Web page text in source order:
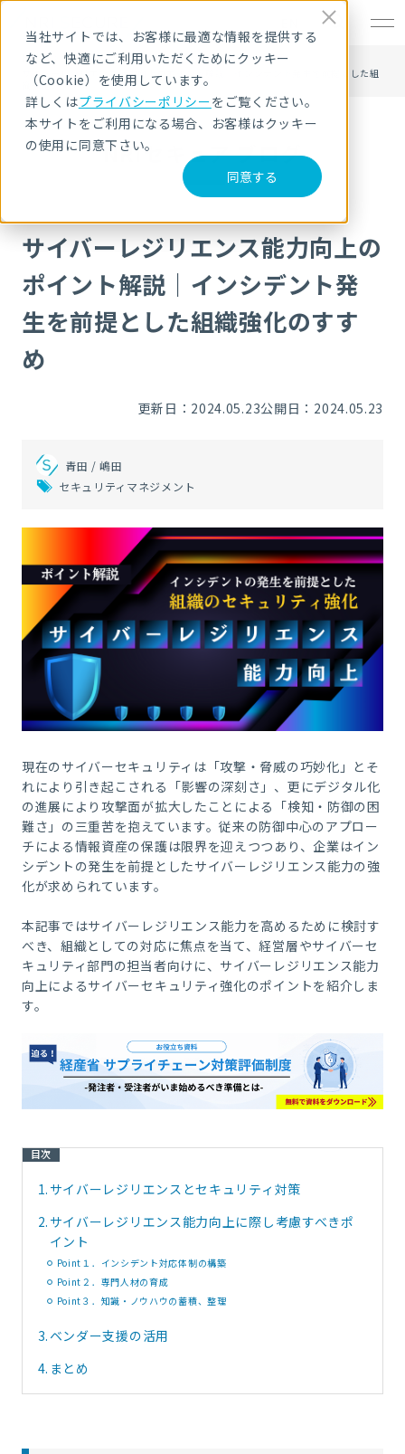
当社サイトでは、お客様に最適な情報を提供する
など、快適にご利用いただくためにクッキー
（Cookie）を使用しています。
詳しくはプライバシーポリシーをご覧ください。
本サイトをご利用になる場合、お客様はクッキー
の使用に同意下さい。
同意する
HOME
NRIセキュア ブログ
サイバーレジリエンス能力向上のポイント解説｜インシデント発生を前提とした組
織強化のすすめ
NRIセキュア ブログ
サイバーレジリエンス能力向上の
ポイント解説｜インシデント発
生を前提とした組織強化のすす
め
更新日：2024.05.23公開日：2024.05.23
青田 / 嶋田
セキュリティマネジメント
現在のサイバーセキュリティは「攻撃・脅威の巧妙化」とそ
れにより引き起こされる「影響の深刻さ」、更にデジタル化
の進展により攻撃面が拡大したことによる「検知・防御の困
難さ」の三重苦を抱えています。従来の防御中心のアプロー
チによる情報資産の保護は限界を迎えつつあり、企業はイン
シデントの発生を前提としたサイバーレジリエンス能力の強
化が求められています。
本記事ではサイバーレジリエンス能力を高めるために検討す
べき、組織としての対応に焦点を当て、経営層やサイバーセ
キュリティ部門の担当者向けに、サイバーレジリエンス能力
向上によるサイバーセキュリティ強化のポイントを紹介しま
す。
目次
1. サイバーレジリエンスとセキュリティ対策
2. サイバーレジリエンス能力向上に際し考慮すべきポ
イント
Point１．インシデント対応体制の構築
Point２．専門人材の育成
Point３．知識・ノウハウの蓄積、整理
3. ベンダー支援の活用
4. まとめ